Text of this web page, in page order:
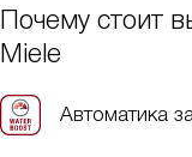
Почему стоит
Miele
Автоматика